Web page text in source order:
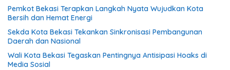
Pemkot Bekasi Terapkan Langkah Nyata Wujudkan Kota
Bersih dan Hemat Energi
Sekda Kota Bekasi Tekankan Sinkronisasi Pembangunan
Daerah dan Nasional
Wali Kota Bekasi Tegaskan Pentingnya Antisipasi Hoaks di
Media Sosial